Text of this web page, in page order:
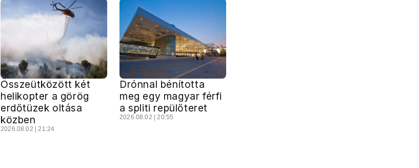
Összeütközött két
helikopter a görög
erdőtüzek oltása
közben
2026.08.02 | 21:24
Drónnal bénította
meg egy magyar férfi
a spliti repülőteret
2026.08.02 | 20:55